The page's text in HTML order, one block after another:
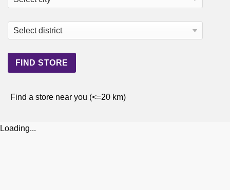
Find a store near you (<=20 km)
Loading...